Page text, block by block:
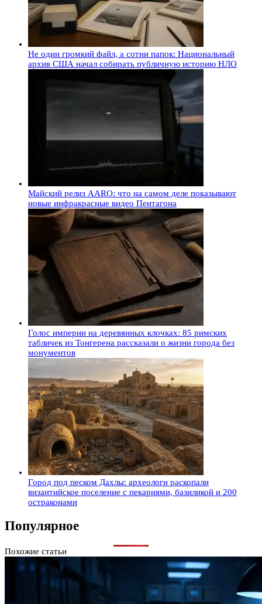
Не один громкий файл, а сотни папок: Национальный
архив США начал собирать публичную историю НЛО
Майский релиз AARO: что на самом деле показывают
новые инфракрасные видео Пентагона
Голос империи на деревянных клочках: 85 римских
табличек из Тонгерена рассказали о жизни города без
монументов
Город под песком Дахлы: археологи раскопали
византийское поселение с пекарнями, базиликой и 200
остраконами
Популярное
Похожие статьи